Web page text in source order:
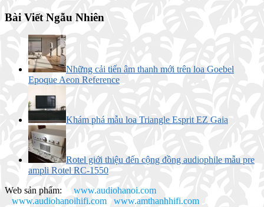
Bài Viết Ngẫu Nhiên
Những cải tiến âm thanh mới trên loa Goebel
Epoque Aeon Reference
Khám phá mẫu loa Triangle Esprit EZ Gaia
Rotel giới thiệu đến cộng đồng audiophile mẫu pre
ampli Rotel RC-1550
Web sản phẩm: www.audiohanoi.com
www.audiohanoihifi.com
www.amthanhhifi.com